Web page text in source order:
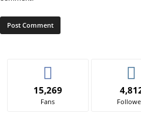
15,269
Fans